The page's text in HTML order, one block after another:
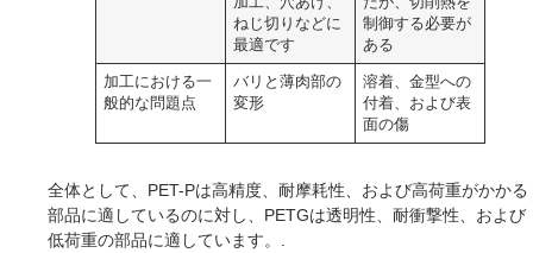
ねじ切りなどに
最適です
制御する必要が
ある
加工における一
般的な問題点
バリと薄肉部の
変形
溶着、金型への
付着、および表
面の傷
全体として、PET-Pは高精度、耐摩耗性、および高荷重がかかる
部品に適しているのに対し、PETGは透明性、耐衝撃性、および
低荷重の部品に適しています。.